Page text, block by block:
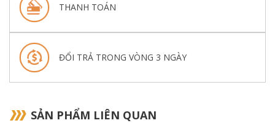
THANH TOÁN
ĐỔI TRẢ TRONG VÒNG 3 NGÀY
SẢN PHẨM LIÊN QUAN